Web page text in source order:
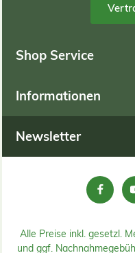
Shop Service
Informationen
Newsletter
Alle Preise inkl. gesetzl.
und ggf.